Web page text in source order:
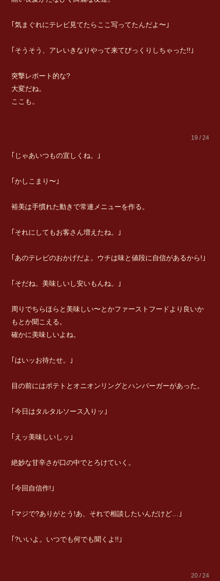
｢気まぐれにテレビ見てたらここ写ってたんだよ〜｣
｢そうそう、アレいきなりやって来てびっくりしちゃった!!｣
突撃レポート的な?
大変だね。
ここも。
19 / 24
｢じゃあいつもの宜しくね。｣
｢かしこまり〜｣
裕美は手慣れた動きで常連メニューを作る。
｢それにしてもお客さん増えたね。｣
｢あのテレビのおかげだよ。ウチは味と値段に自信があるから!｣
｢そだね。美味しいし安いもんね。｣
周りでちらほらと美味しい〜とかファーストフードより良いか
もとか聞こえる。
確かに美味しいよね。
｢はいッお待たせ。｣
目の前にはポテトとオニオンリングとハンバーガーがあった。
｢今日はタルタルソース入りッ｣
｢えッ美味しいしッ｣
絶妙な甘辛さが口の中でとろけていく。
｢今回自信作!｣
｢マジで?ありがとう!あ、それで相談したいんだけど…｣
｢?いいよ。いつでも何でも聞くよ!!｣
20 / 24